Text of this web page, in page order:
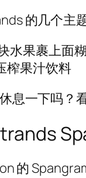
的几个主
水果裹上面
榨果汁饮料
息一下吗？
的